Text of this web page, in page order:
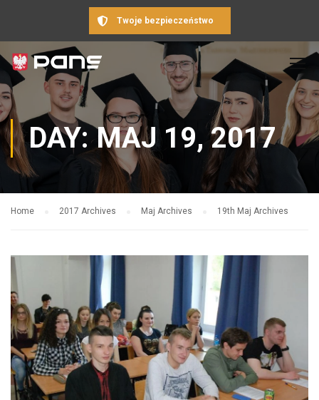
Twoje bezpieczeństwo
DAY: MAJ 19, 2017
Home 2017 Archives Maj Archives 19th Maj Archives